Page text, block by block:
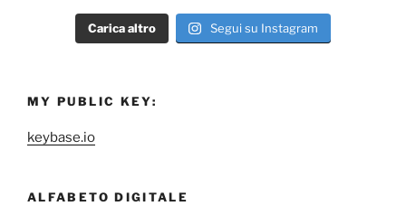
Carica altro Segui su Instagram
MY PUBLIC KEY:
keybase.io
ALFABETO DIGITALE